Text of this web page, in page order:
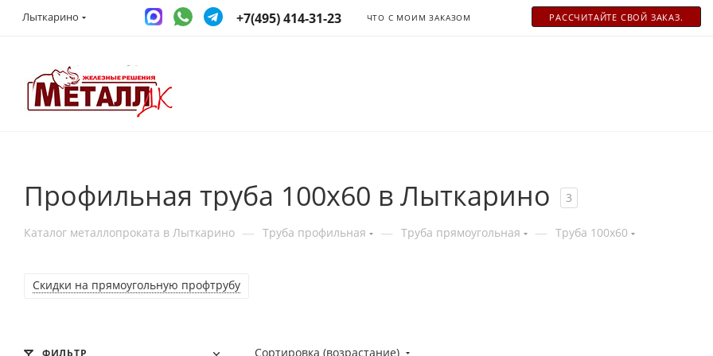
Лыткарино +7(495) 414-31-23 ЧТО С МОИМ ЗАКАЗОМ РАСCЧИТАЙТЕ СВОЙ ЗАКАЗ.
Профильная труба 100x60 в Лыткарино 3
Каталог металлопроката в Лыткарино — Труба профильная — Труба прямоугольная — Труба 100x60
Скидки на прямоугольную профтрубу
Сортировка (возрастание)
ФИЛЬТР